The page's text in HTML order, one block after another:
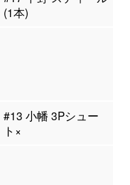
(1本)
#13 小幡 3Pシュー
ト×